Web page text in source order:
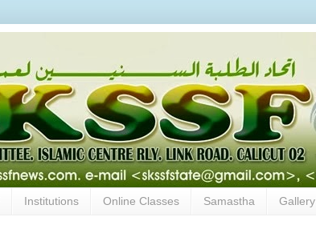
Institutions Online Classes Samastha Gallery